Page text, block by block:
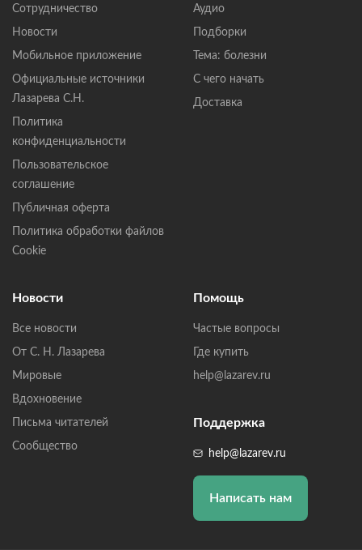
Сотрудничество
Новости
Мобильное приложение
Официальные источники
Лазарева С.Н.
Политика
конфиденциальности
Пользовательское
соглашение
Публичная оферта
Политика обработки файлов
Cookie
Аудио
Подборки
Тема: болезни
С чего начать
Доставка
Новости
Все новости
От С. Н. Лазарева
Мировые
Вдохновение
Письма читателей
Сообщество
Помощь
Частые вопросы
Где купить
help@lazarev.ru
Поддержка
help@lazarev.ru
Написать нам